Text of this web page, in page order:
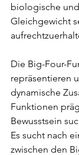
biologische
Gleichgewicht
Die Big-Four-
repräsentieren
dynamische
Funktionen
Bewusstsein
Es sucht nach
zwischen den